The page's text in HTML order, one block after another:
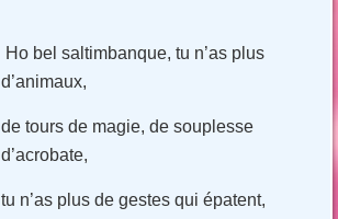
Ho bel saltimbanque, tu n’as plus
d’animaux,
de tours de magie, de souplesse
d’acrobate,
tu n’as plus de gestes qui épatent,